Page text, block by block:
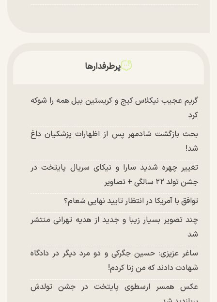
پرطرفدارها
گریم عجیب نیکلاس کیج و کریستین بیل همه را شوکه
کرد
بحث بازگشت شادمهر پس از اظهارات پزشکیان داغ
شد!
تغییر چهره شدید سارا و نیکای سریال پایتخت در
جشن تولد ۲۲ سالگی + تصاویر
توافق با آمریکا در انتظار تایید نهایی شعام؟
چند تصویر بسیار زیبا و جدید از هدیه تهرانی منتشر
شد
ساغر عزیزی: حسین جگرکی و دو مرد دیگر در دادگاه
شهادت دادند که من زنا کردم!
عکس همسر ارسطوی پایتخت در جشن تولدش